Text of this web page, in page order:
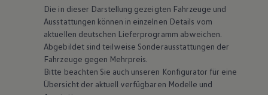
Die in dieser Darstellung gezeigten Fahrzeuge und
Ausstattungen können in einzelnen Details vom
aktuellen deutschen Lieferprogramm abweichen.
Abgebildet sind teilweise Sonderausstattungen der
Fahrzeuge gegen Mehrpreis.
Bitte beachten Sie auch unseren Konfigurator für eine
Übersicht der aktuell verfügbaren Modelle und